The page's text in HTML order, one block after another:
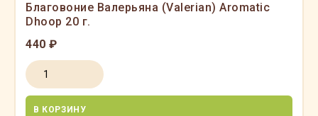
Благовоние Валерьяна (Valerian) Aromatic
Dhoop 20 г.
440 ₽
В КОРЗИНУ